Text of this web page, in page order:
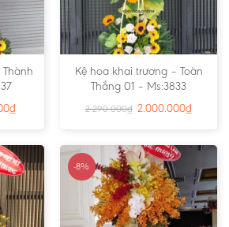
₫
Kệ hoa khai trương – Toàn
Thắng 01 – Ms:3833
2.290.000₫ 2.000.000₫
-8%